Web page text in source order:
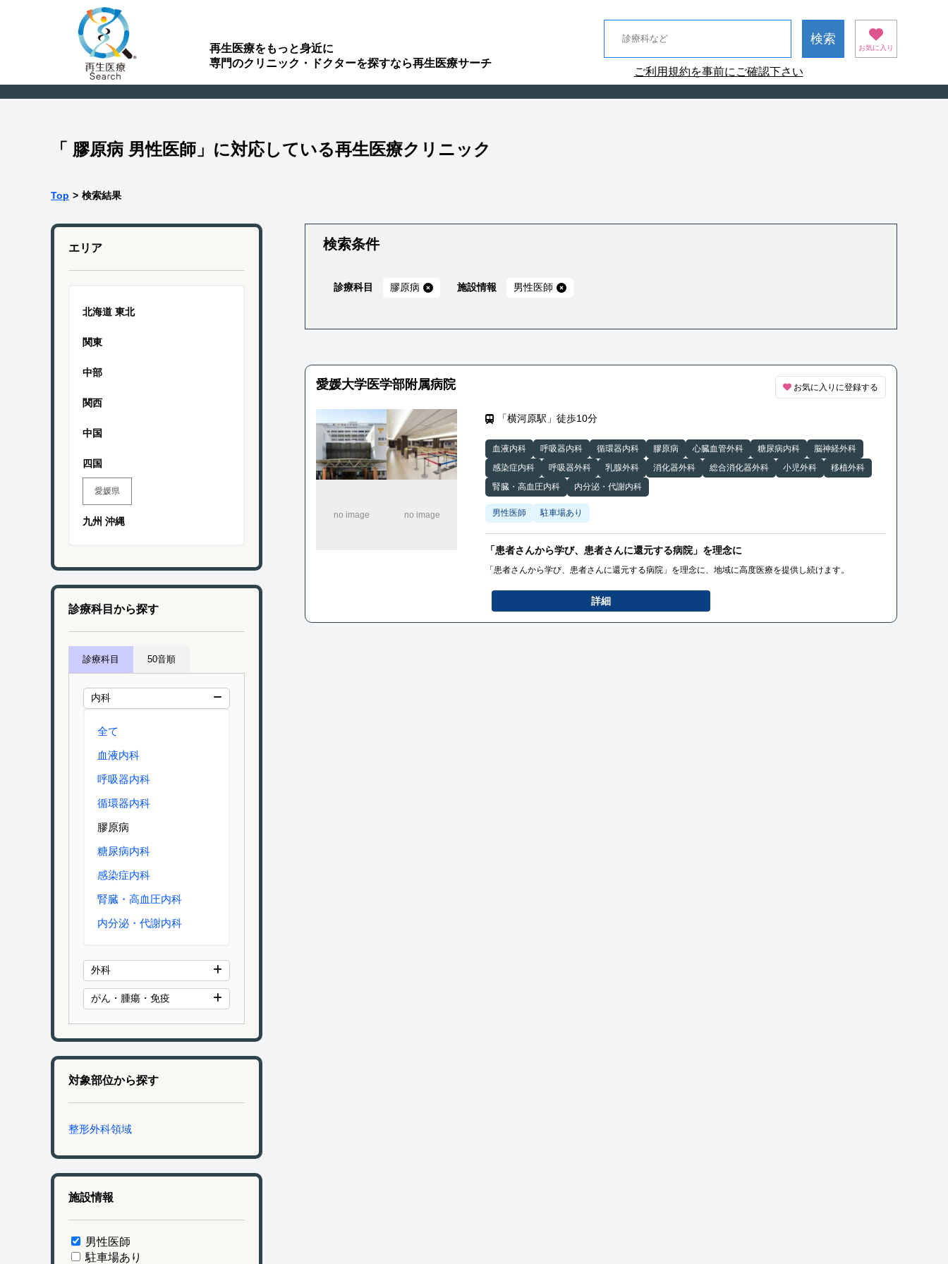
再生医療をもっと身近に
専門のクリニック・ドクターを探すなら再生医療サーチ
お気に入り
ご利用規約を事前にご確認下さい
「 膠原病 男性医師」に対応している再生医療クリニック
Top > 検索結果
エリア
北海道 東北
関東
中部
関西
中国
四国
愛媛県
九州 沖縄
診療科目から探す
診療科目 50音順
内科
全て
血液内科
呼吸器内科
循環器内科
膠原病
糖尿病内科
感染症内科
腎臓・高血圧内科
内分泌・代謝内科
外科
がん・腫瘍・免疫
対象部位から探す
整形外科領域
施設情報
男性医師
駐車場あり
検索条件
診療科目 膠原病 施設情報 男性医師
愛媛大学医学部附属病院 お気に入りに登録する
「横河原駅」徒歩10分
血液内科 呼吸器内科 循環器内科 膠原病 心臓血管外科 糖尿病内科
脳神経外科
感染症内科
呼吸器外科 乳腺外科 消化器外科 総合消化器外科 小児外科
移植外科
腎臓・高血圧内科
内分泌・代謝内科
男性医師 駐車場あり
「患者さんから学び、患者さんに還元する病院」を理念に
「患者さんから学び、患者さんに還元する病院」を理念に、地域に高度医療を提供し続けます。
詳細